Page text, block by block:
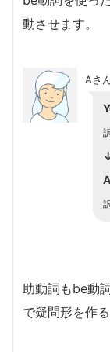
動させます。
Aさ
助動詞もbe動
で疑問形を作